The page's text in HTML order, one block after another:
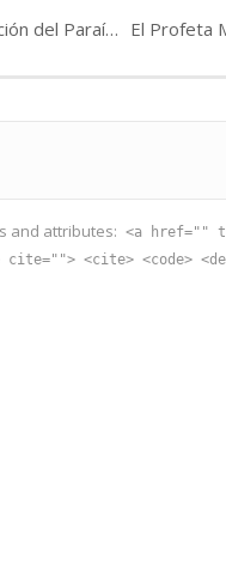
La Descripción del Paraíso.
and attributes: <a href=""
<cite> <code>